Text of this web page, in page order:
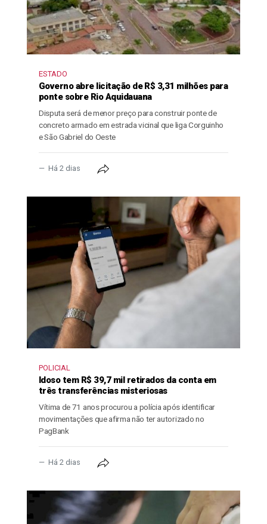
ESTADO
Governo abre licitação de R$ 3,31 milhões para
ponte sobre Rio Aquidauana
Disputa será de menor preço para construir ponte de
concreto armado em estrada vicinal que liga Corguinho
e São Gabriel do Oeste
Há 2 dias
POLICIAL
Idoso tem R$ 39,7 mil retirados da conta em
três transferências misteriosas
Vítima de 71 anos procurou a polícia após identificar
movimentações que afirma não ter autorizado no
PagBank
Há 2 dias